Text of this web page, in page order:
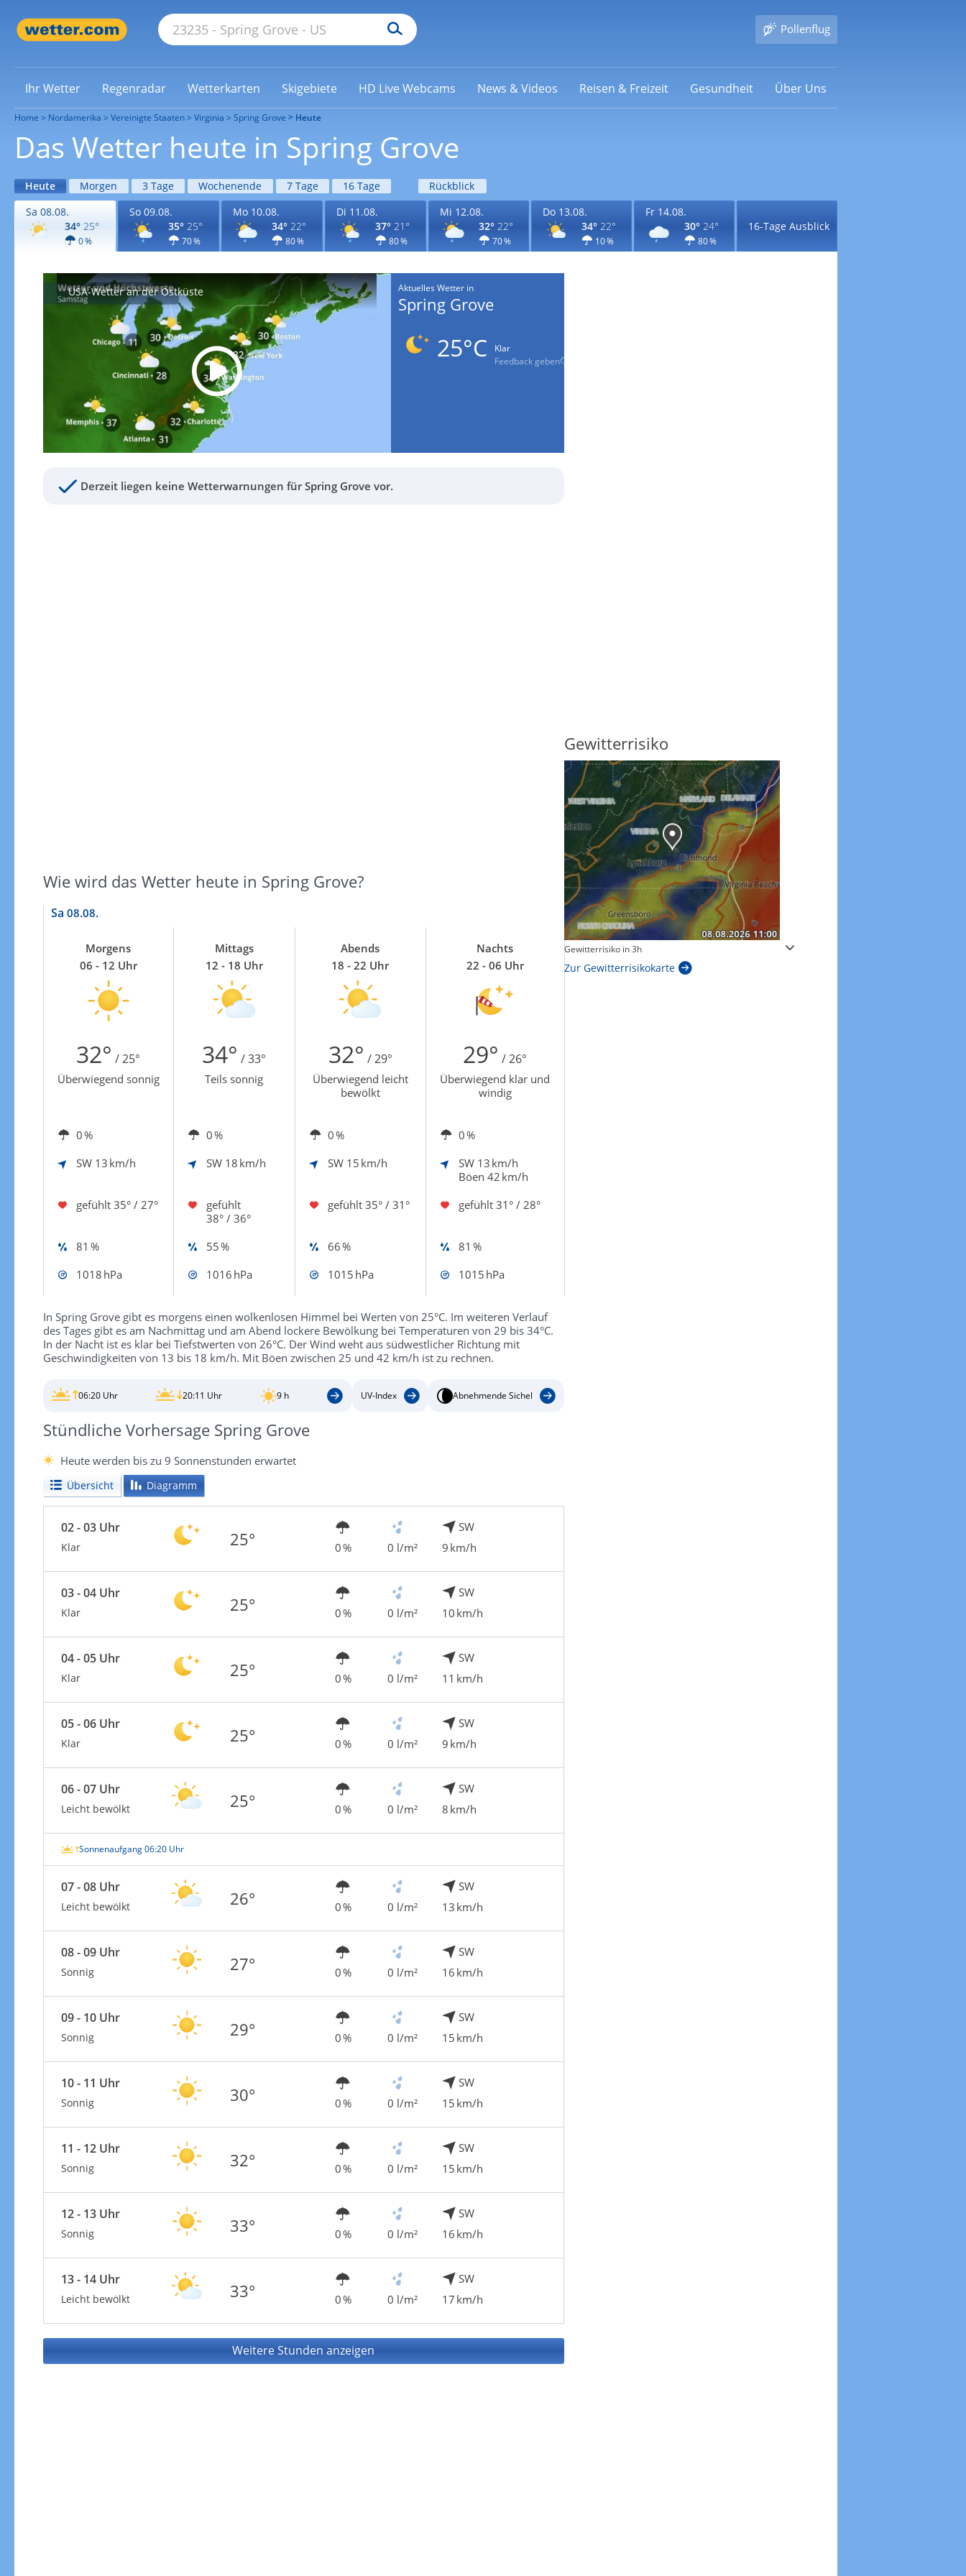
Pollenflug
Ihr Wetter Regenradar Wetterkarten Skigebiete HD Live Webcams News & Videos Reisen & Freizeit Gesundheit Über Uns
Home Nordamerika Vereinigte Staaten Virginia Spring Grove Heute
Das Wetter heute in Spring Grove
Heute Morgen 3 Tage Wochenende 7 Tage 16 Tage
Rückblick
Sa 08.08.
34° 25°
0 %
So 09.08.
35° 25°
70 %
Mo 10.08.
34° 22°
80 %
Di 11.08.
37° 21°
80 %
Mi 12.08.
32° 22°
70 %
Do 13.08.
34° 22°
10 %
Fr 14.08.
30° 24°
80 %
16-Tage Ausblick
USA-Wetter an der Ostküste Aktuelles Wetter in
Spring Grove
25°C
Klar
Feedback geben
Derzeit liegen keine Wetterwarnungen für Spring Grove vor.
Wie wird das Wetter heute in Spring Grove?
Sa 08.08.
Morgens
06 - 12 Uhr
Mittags
12 - 18 Uhr
Abends
18 - 22 Uhr
Nachts
22 - 06 Uhr
32° / 25° 34° / 33° 32° / 29° 29° / 26°
Überwiegend sonnig Teils sonnig
Überwiegend leicht
bewölkt
Überwiegend klar und
windig
0 % 0 % 0 %
0 %
SW 13 km/h SW 18 km/h SW 15 km/h SW 13 km/h
Böen 42 km/h
gefühlt 35° / 27°
gefühlt
38° / 36°
gefühlt 35° / 31° gefühlt 31° / 28°
81 % 55 % 66 %
81 %
1018 hPa
1016 hPa 1015 hPa 1015 hPa
In Spring Grove gibt es morgens einen wolkenlosen Himmel bei Werten von 25°C. Im weiteren Verlauf
des Tages gibt es am Nachmittag und am Abend lockere Bewölkung bei Temperaturen von 29 bis 34°C.
In der Nacht ist es klar bei Tiefstwerten von 26°C. Der Wind weht aus südwestlicher Richtung mit
Geschwindigkeiten von 13 bis 18 km/h. Mit Böen zwischen 25 und 42 km/h ist zu rechnen.
06:20 Uhr 20:11 Uhr 9 h UV-Index Abnehmende Sichel
Stündliche Vorhersage Spring Grove
Heute werden bis zu 9 Sonnenstunden erwartet
Übersicht Diagramm
02 - 03 Uhr
Klar 25° 0 % 0 l/m²
SW
9 km/h
03 - 04 Uhr
Klar 25° 0 % 0 l/m²
SW
10 km/h
04 - 05 Uhr
Klar 25° 0 % 0 l/m²
SW
11 km/h
05 - 06 Uhr
Klar 25° 0 % 0 l/m²
SW
9 km/h
06 - 07 Uhr
Leicht bewölkt 25° 0 % 0 l/m²
SW
8 km/h
Sonnenaufgang 06:20 Uhr
07 - 08 Uhr
Leicht bewölkt 26° 0 % 0 l/m²
SW
13 km/h
08 - 09 Uhr
Sonnig 27° 0 % 0 l/m²
SW
16 km/h
09 - 10 Uhr
Sonnig 29° 0 % 0 l/m²
SW
15 km/h
10 - 11 Uhr
Sonnig 30° 0 % 0 l/m²
SW
15 km/h
11 - 12 Uhr
Sonnig 32° 0 % 0 l/m²
SW
15 km/h
12 - 13 Uhr
Sonnig 33° 0 % 0 l/m²
SW
16 km/h
13 - 14 Uhr
Leicht bewölkt 33° 0 % 0 l/m²
SW
17 km/h
Weitere Stunden anzeigen
Windgeschwindigkeiten in 3h
Zur Windgeschwindigkeitenkarte
Sonnenschein heute
Zur Sonnenscheindauerkarte
Gewitterrisiko
Gewitterrisiko in 3h
Zur Gewitterrisikokarte
Windböen heute